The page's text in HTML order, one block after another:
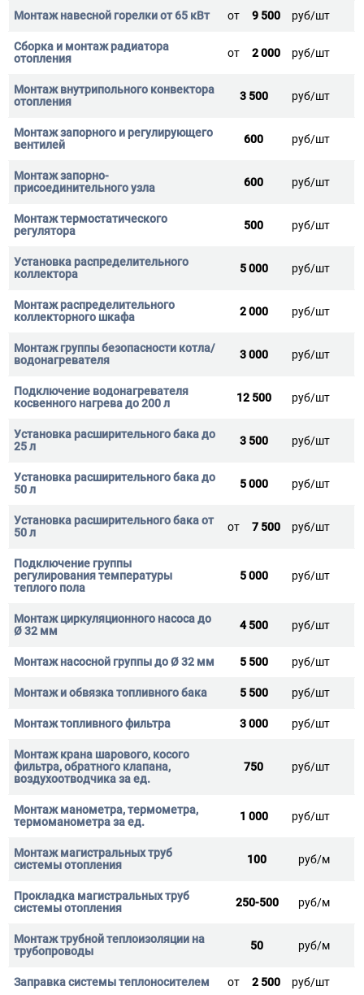
от 9 500 руб/шт
от 2 000 руб/шт
3 500 руб/шт
600 руб/шт
600 руб/шт
500 руб/шт
5 000 руб/шт
2 000 руб/шт
3 000 руб/шт
12 500 руб/шт
3 500 руб/шт
5 000 руб/шт
от 7 500 руб/шт
5 000 руб/шт
4 500 руб/шт
5 500 руб/шт
5 500 руб/шт
3 000 руб/шт
750 руб/шт
1 000 руб/шт
100 руб/м
250-500 руб/м
50 руб/м
от 2 500 руб/шт